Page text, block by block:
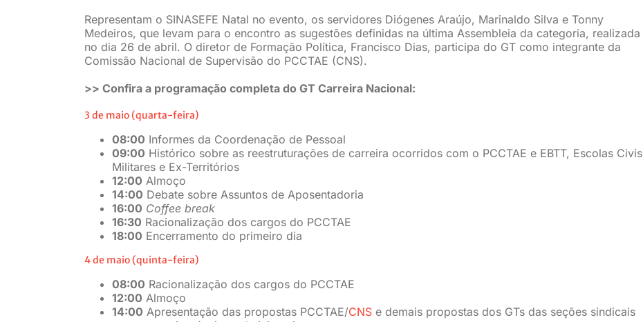
Representam o SINASEFE Natal no evento, os servidores Diógenes Araújo, Marinaldo Silva e Tonny
Medeiros, que levam para o encontro as sugestões definidas na última Assembleia da categoria, realizada
no dia 26 de abril. O diretor de Formação Política, Francisco Dias, participa do GT como integrante da
Comissão Nacional de Supervisão do PCCTAE (CNS).
>> Confira a programação completa do GT Carreira Nacional:
3 de maio (quarta-feira)
08:00 Informes da Coordenação de Pessoal
09:00 Histórico sobre as reestruturações de carreira ocorridos com o PCCTAE e EBTT, Escolas Civis
Militares e Ex-Territórios
12:00 Almoço
14:00 Debate sobre Assuntos de Aposentadoria
16:00 Coffee break
16:30 Racionalização dos cargos do PCCTAE
18:00 Encerramento do primeiro dia
4 de maio (quinta-feira)
08:00 Racionalização dos cargos do PCCTAE
12:00 Almoço
14:00 Apresentação das propostas PCCTAE/CNSe demais propostas dos GTs das seções sindicais